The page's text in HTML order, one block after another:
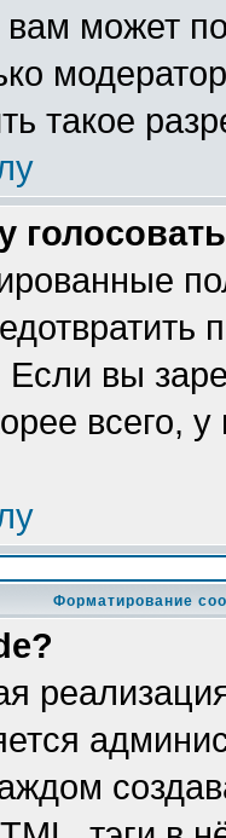
может
такое
Если вы
всего,
Форматирование